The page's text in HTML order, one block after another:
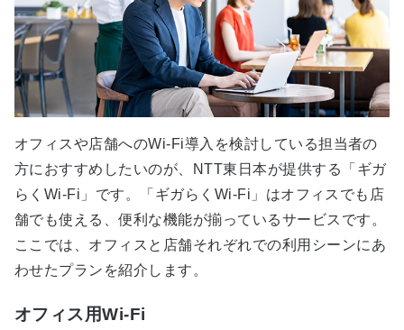
オフィスや店舗へのWi-Fi導入を検討している担当者の
方におすすめしたいのが、NTT東日本が提供する「ギガ
らくWi-Fi」です。「ギガらくWi-Fi」はオフィスでも店
舗でも使える、便利な機能が揃っているサービスです。
ここでは、オフィスと店舗それぞれでの利用シーンにあ
わせたプランを紹介します。
オフィス用Wi-Fi